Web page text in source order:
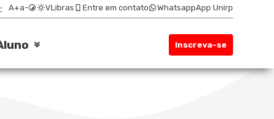
A+a- VLibras Entre em contato WhatsappApp Unirp
Inscreva-se